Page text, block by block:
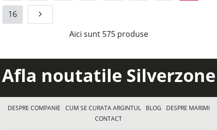
16
Aici sunt 575produse
Afla noutatile Silverzone
DESPRE COMPANIE CUM SE CURATA ARGINTUL BLOG
DESPRE MARIMI
CONTACT